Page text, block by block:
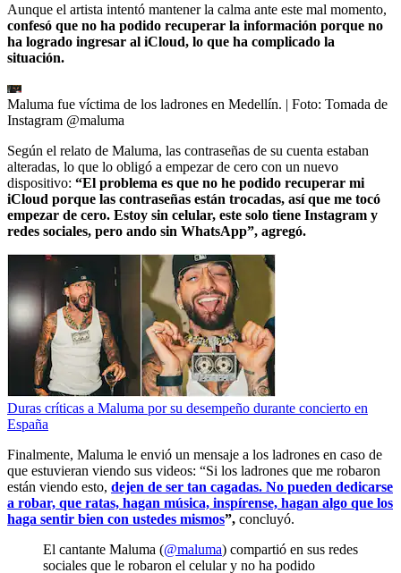
Aunque el artista intentó mantener la calma ante este mal momento,
confesó que no ha podido recuperar la información porque no
ha logrado ingresar al iCloud, lo que ha complicado la
situación.
Maluma fue víctima de los ladrones en Medellín. | Foto: Tomada de
Instagram @maluma
Según el relato de Maluma, las contraseñas de su cuenta estaban
alteradas, lo que lo obligó a empezar de cero con un nuevo
dispositivo: “El problema es que no he podido recuperar mi
iCloud porque las contraseñas están trocadas, así que me tocó
empezar de cero. Estoy sin celular, este solo tiene Instagram y
redes sociales, pero ando sin WhatsApp”, agregó.
Duras críticas a Maluma por su desempeño durante concierto en
España
Finalmente, Maluma le envió un mensaje a los ladrones en caso de
que estuvieran viendo sus videos: “Si los ladrones que me robaron
están viendo esto, dejen de ser tan cagadas. No pueden dedicarse
a robar, que ratas, hagan música, inspírense, hagan algo que los
haga sentir bien con ustedes mismos”, concluyó.
El cantante Maluma (@maluma) compartió en sus redes
sociales que le robaron el celular y no ha podido